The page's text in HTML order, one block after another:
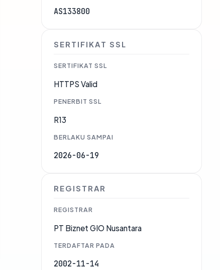
AS133800
SERTIFIKAT SSL
SERTIFIKAT SSL
HTTPS Valid
PENERBIT SSL
R13
BERLAKU SAMPAI
2026-06-19
REGISTRAR
REGISTRAR
PT Biznet GIO Nusantara
TERDAFTAR PADA
2002-11-14